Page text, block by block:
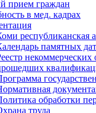
прием граждан
в мед. кадрах
республиканская
памятных дат
некоммерческих
обработки
труда